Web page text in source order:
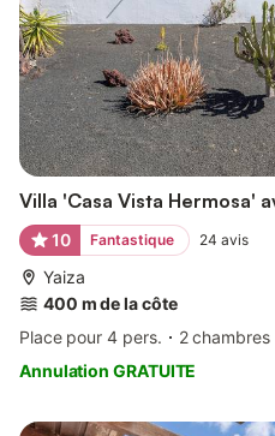
Villa 'Casa Vista Hermosa'
10 Fantastique 24 avis
Yaiza
400 m de la côte
Place pour 4 pers.
2 chambres
Annulation GRATUITE